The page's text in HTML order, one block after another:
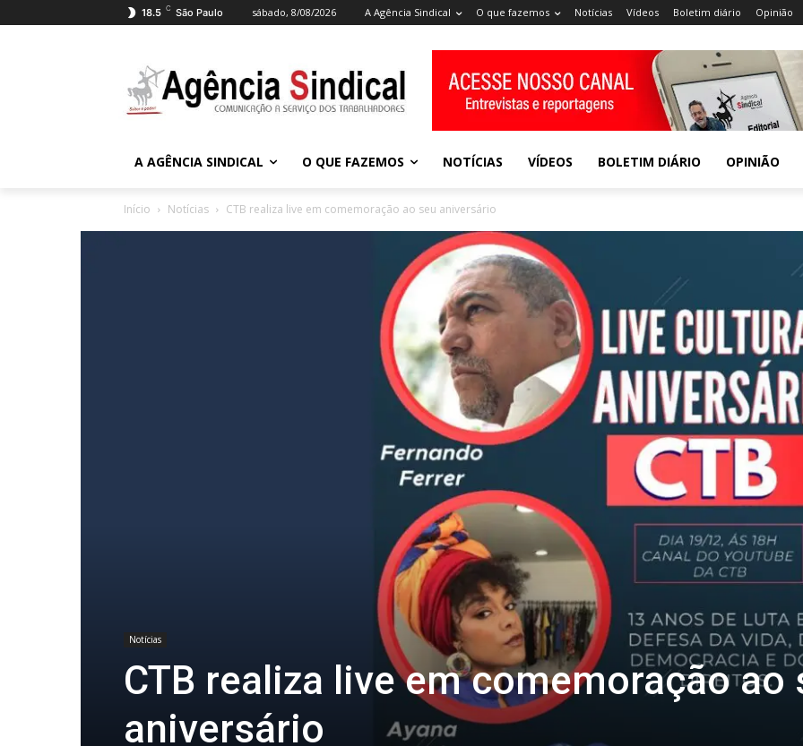
18.5 C São Paulo sábado, 8/08/2026 A Agência Sindical O que fazemos Notícias Vídeos Boletim diário Opinião
A AGÊNCIA SINDICAL O QUE FAZEMOS NOTÍCIAS VÍDEOS BOLETIM DIÁRIO OPINIÃO
Início Notícias CTB realiza live em comemoração ao seu aniversário
Notícias
CTB realiza live em comemoração ao
aniversário